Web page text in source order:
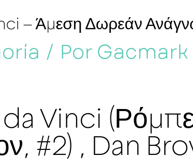
– Άμεση Δωρεάν
/ Por Gacmark
Vinci
#2) , Dan